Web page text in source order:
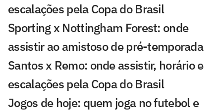
escalações pela Copa do Brasil
Sporting x Nottingham Forest: onde
assistir ao amistoso de pré-temporada
Santos x Remo: onde assistir, horário e
escalações pela Copa do Brasil
Jogos de hoje: quem joga no futebol e